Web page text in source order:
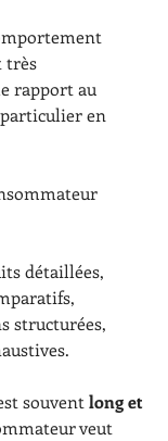
très
rapport au
en
détaillées,
structurées,
souvent long et
veut